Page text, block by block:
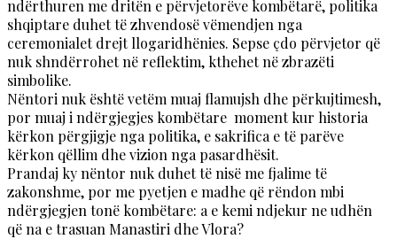
ndërthuren me dritën e përvjetorëve kombëtarë, politika
shqiptare duhet të zhvendosë vëmendjen nga
ceremonialet drejt llogaridhënies. Sepse çdo përvjetor që
nuk shndërrohet në reflektim, kthehet në zbrazëti
simbolike.
Nëntori nuk është vetëm muaj flamujsh dhe përkujtimesh,
por muaj i ndërgjegjes kombëtare moment kur historia
kërkon përgjigje nga politika, e sakrifica e të parëve
kërkon qëllim dhe vizion nga pasardhësit.
Prandaj ky nëntor nuk duhet të nisë me fjalime të
zakonshme, por me pyetjen e madhe që rëndon mbi
ndërgjegjen tonë kombëtare: a e kemi ndjekur ne udhën
që na e trasuan Manastiri dhe Vlora?